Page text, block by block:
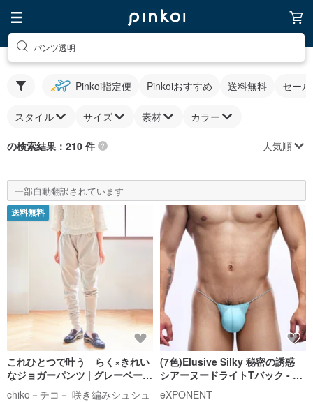
パンツ透明
Pinkoi指定便 Pinkoiおすすめ 送料無料 セー
スタイル サイズ 素材 カラー
の検索結果：210 件 人気順
一部自動翻訳されています
送料無料
これひとつで叶う らく×きれい
なジョガーパンツ | グレーベージ
ュ
chiko－チコ－ 咲き編みシュシュ
(7色)Elusive Silky 秘密の誘惑
シアーヌードライトTバック - ラ
イトブルー
eXPONENT